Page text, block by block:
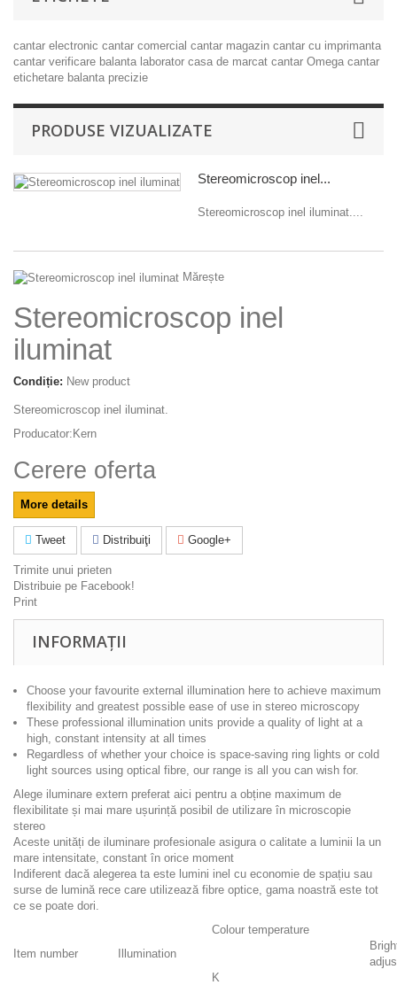
cantar electronic cantar comercial cantar magazin cantar cu imprimanta
cantar verificare balanta laborator casa de marcat cantar Omega cantar
etichetare balanta precizie
PRODUSE VIZUALIZATE
Stereomicroscop inel...
Stereomicroscop inel iluminat....
Mărește
Stereomicroscop inel
iluminat
Condiție: New product
Stereomicroscop inel iluminat.
Producator:Kern
Cerere oferta
More details
Tweet Distribuiţi Google+
Trimite unui prieten
Distribuie pe Facebook!
Print
INFORMAȚII
Choose your favourite external illumination here to achieve maximum
flexibility and greatest possible ease of use in stereo microscopy
These professional illumination units provide a quality of light at a
high, constant intensity at all times
Regardless of whether your choice is space-saving ring lights or cold
light sources using optical fibre, our range is all you can wish for.
Alege iluminare extern preferat aici pentru a obține maximum de
flexibilitate și mai mare ușurință posibil de utilizare în microscopie
stereo
Aceste unități de iluminare profesionale asigura o calitate a luminii la un
mare intensitate, constant în orice moment
Indiferent dacă alegerea ta este lumini inel cu economie de spațiu sau
surse de lumină rece care utilizează fibre optice, gama noastră este tot
ce se poate dori.
Item number Illumination
Colour temperature
K